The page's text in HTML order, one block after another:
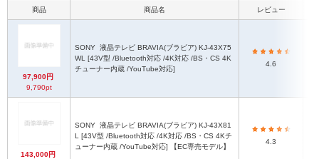
商品 商品名 レビュー
97,900円
9,790pt
SONY
WL [43V型 /Bluetooth対応 /4K対応 /BS・CS 4K
チューナー内蔵 /YouTube対応]
4.6
143,000円
SONY
L [43V型 /Bluetooth対応 /4K対応 /BS・CS 4Kチ
ューナー内蔵 /YouTube対応] 【EC専売モデル】
4.3